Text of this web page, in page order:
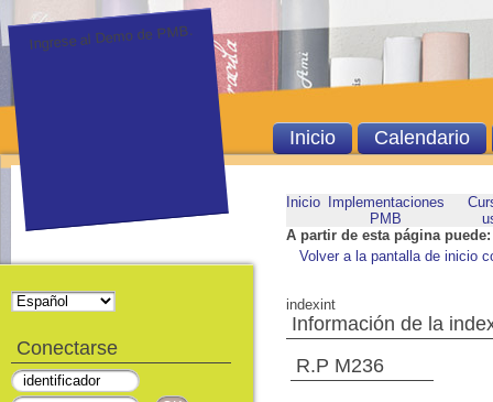
Inicio
Implementaciones
PMB
A partir de esta página puede:
Volver a la pantalla de inicio
indexint
Información de la
R.P M236
Ingrese al Demo de PMB.
Inicio Calendario
Conectarse